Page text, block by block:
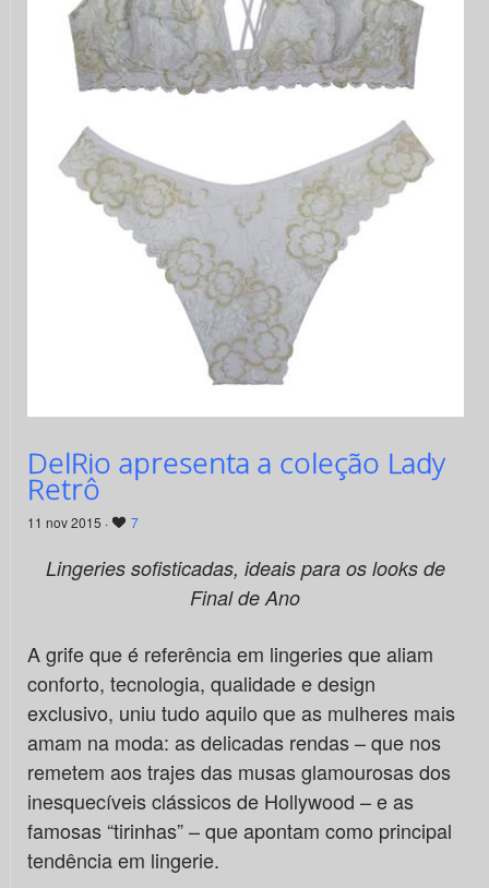
DelRio apresenta a coleção Lady
Retrô
11 nov 2015 · 7
Lingeries sofisticadas, ideais para os looks de
Final de Ano
A grife que é referência em lingeries que aliam
conforto, tecnologia, qualidade e design
exclusivo, uniu tudo aquilo que as mulheres mais
amam na moda: as delicadas rendas – que nos
remetem aos trajes das musas glamourosas dos
inesquecíveis clássicos de Hollywood – e as
famosas “tirinhas” – que apontam como principal
tendência em lingerie.